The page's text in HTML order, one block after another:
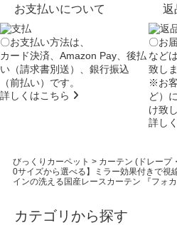
お支払いについて
〇お支払い方法は、
カード決済、Amazon Pay、後払
い（請求書別送）、銀行振込
（前払い）です。
詳しくはこちら
返
〇お
など
致しま
※お
ど）
け致
詳し
びっくりカーペット > カーテン (ドレープ
0サイズから選べる】ミラー効果付きで視
インの洗える国産レースカーテン 『フォ
カテゴリから探す